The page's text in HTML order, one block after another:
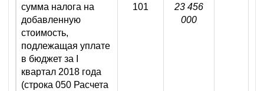
сумма налога на
добавленную
стоимость,
подлежащая уплате
в бюджет за I
квартал 2018 года
(строка 050 Расчета
101
23 456
000